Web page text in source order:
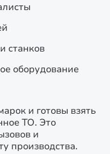
станков
оборудование
и готовы взять
ТО. Это
и
производства.